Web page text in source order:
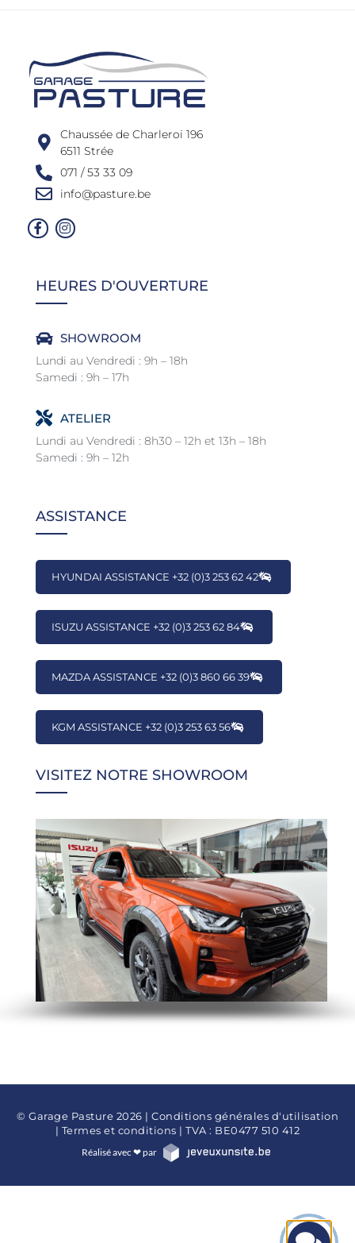
Chaussée de Charleroi 196
6511 Strée
071 / 53 33 09
info@pasture.be
HEURES D'OUVERTURE
SHOWROOM
Lundi au Vendredi : 9h – 18h
Samedi : 9h – 17h
ATELIER
Lundi au Vendredi : 8h30 – 12h et 13h – 18h
Samedi : 9h – 12h
ASSISTANCE
HYUNDAI ASSISTANCE +32 (0)3 253 62 42
ISUZU ASSISTANCE +32 (0)3 253 62 84
MAZDA ASSISTANCE +32 (0)3 860 66 39
KGM ASSISTANCE +32 (0)3 253 63 56
VISITEZ NOTRE SHOWROOM
© Garage Pasture 2026 | Conditions générales d'utilisation
| Termes et conditions | TVA : BE0477 510 412
Réalisé avec ❤ par